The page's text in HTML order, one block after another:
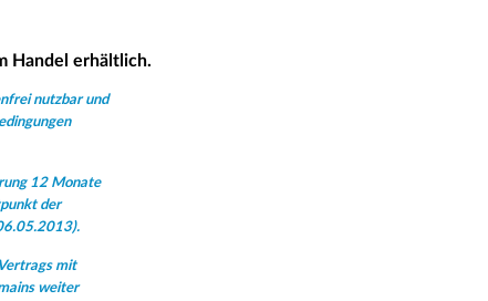
Handel erhältlich.
nutzbar und
12 Monate
der
mit
weiter